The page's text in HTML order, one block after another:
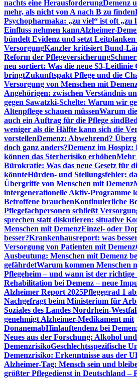
nachts eine HerausforderungDemenz
mehr, als nicht von A nach B zu finden
Psychopharmaka: „zu viel“ ist oft „zu
Einfluss nehmen kannAlzheimer-
bündelt Evidenz und setzt
VersorgungKanzler kritisiert Bund-
Reform der Pflegeversicherung
neu sortiert: Was die neue S3-Leitlinie
bringtZukunftspakt Pflege und die
Versorgung von Menschen mit
Angehörigen: zwischen Verständnis
gegen Sawatzki-Schelte: Warum wir
Altenpflege schauen müssenWarum
auch ein Auftrag für die Pflege sind
weniger als die Hälfte kann sich die
vorstellenDemenz: Abwehrend?
doch ganz anders?Demenz im
können das Sterberisiko erhöhenMehr
Bürokratie: Was das neue Gesetz für
könnteHürden- und Stellungsfehler:
Übergriffe von Menschen mit Demenz
intergenerationelle Aktiv-Programme
Betroffene brauchenKontinuierliche
Pflegefachpersonen schließt
sprechen statt diskutieren: situative
Menschen mit DemenzEinzel- oder
besser?Krankenhausreport: was
Versorgung von Patienten mit Demenz
Ausbeutung: Menschen mit Demenz
gefährdetWarum kommen Menschen
Pflegeheim – und wann ist der
Rehabilitation bei Demenz – neue
Alzheimer Report 2025Pflegegrad 1
Nachgefragt beim Ministerium für
Soziales des Landes Nordrhein-
genehmigt Alzheimer-Medikament mit
DonanemabHinlauftendenz bei
Neues aus der Forschung: Alkohol und
DemenzrisikoGeschlechtsspezifische
Demenzrisiko: Erkenntnisse aus der
Alzheimer-Tag: Mensch sein und
größter Pflegedienst in Deutschland –